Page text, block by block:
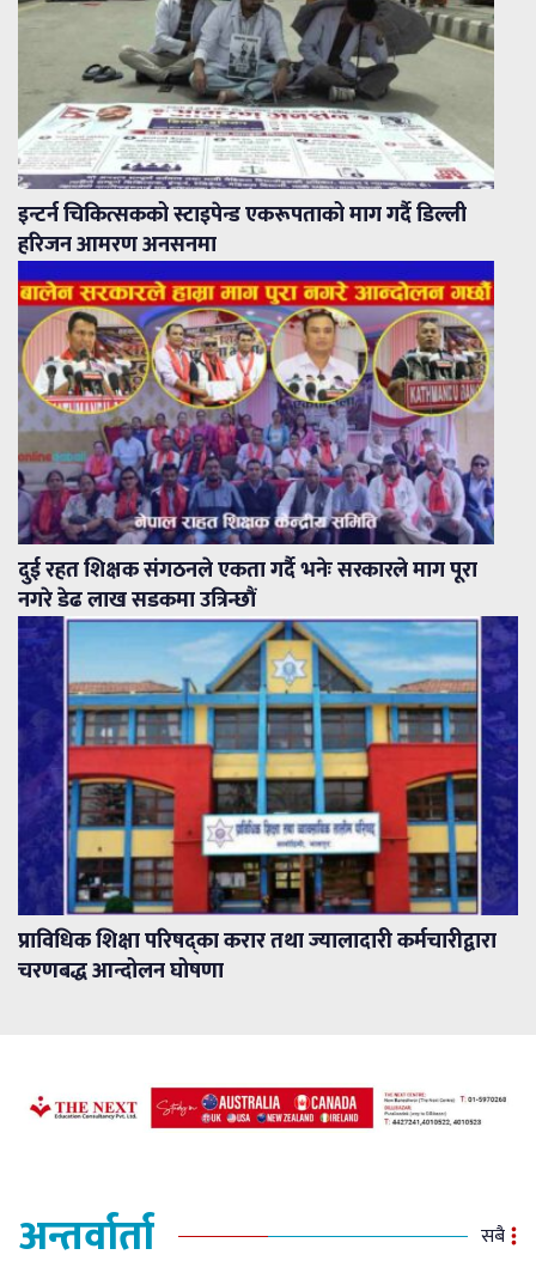
इन्टर्न चिकित्सकको स्टाइपेन्ड एकरूपताको माग गर्दै डिल्ली
हरिजन आमरण अनसनमा
दुई रहत शिक्षक संगठनले एकता गर्दै भनेः सरकारले माग पूरा
नगरे डेढ लाख सडकमा उत्रिन्छौं
प्राविधिक शिक्षा परिषद्का करार तथा ज्यालादारी कर्मचारीद्वारा
चरणबद्ध आन्दोलन घोषणा
अन्तर्वार्ता सबै